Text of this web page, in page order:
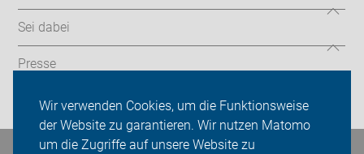
Wir verwenden Cookies, um die Funktionsweise
der Website zu garantieren. Wir nutzen Matomo
um die Zugriffe auf unsere Website zu
Sei dabei
Presse
Login